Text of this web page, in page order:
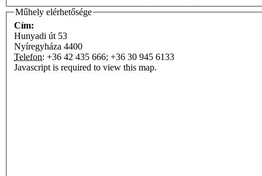
Műhely elérhetősége
Cím:
Hunyadi út 53
Nyíregyháza 4400
Telefon: +36 42 435 666; +36 30 945 6133
Javascript is required to view this map.